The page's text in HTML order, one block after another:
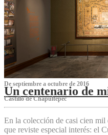
De septiembre a octubre de 2016
Un centenario de
Castillo de Chapultepec
En la colección de casi cien mil
que reviste especial interés: el